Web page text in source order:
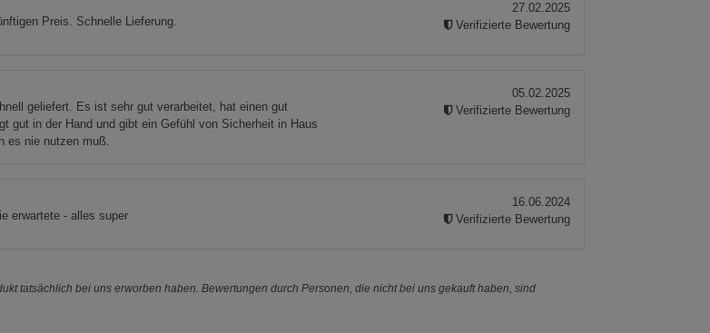
Preis. Schnelle Lieferung.
27.02.2025
Verifizierte Bewertung
geliefert. Es ist sehr gut verarbeitet, hat einen gut
gut in der Hand und gibt ein Gefühl von Sicherheit in Haus
es nie nutzen muß.
05.02.2025
Verifizierte Bewertung
erwartete - alles super
16.06.2024
Verifizierte Bewertung
tatsächlich bei uns erworben haben. Bewertungen durch Personen, die nicht bei uns gekauft haben, sind